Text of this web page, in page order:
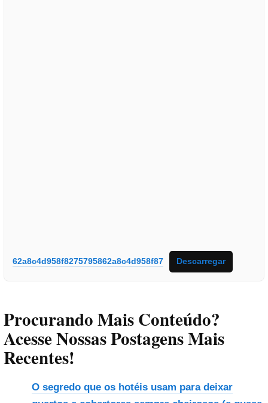
62a8c4d958f8275795862a8c4d958f87 Descarregar
Procurando Mais Conteúdo?
Acesse Nossas Postagens Mais
Recentes!
O segredo que os hotéis usam para deixar